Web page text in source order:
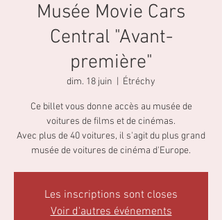
Musée Movie Cars
Central "Avant-
première"
dim. 18 juin Étréchy
Ce billet vous donne accès au musée de
voitures de films et de cinémas.
Avec plus de 40 voitures, il s'agit du plus grand
musée de voitures de cinéma d'Europe.
Les inscriptions sont closes
Voir d'autres événements